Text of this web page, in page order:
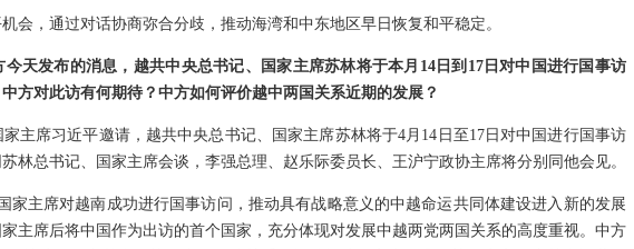
会，通过对话协商弥合分歧，推动海湾和中东地区早日恢复和平稳定。
天发布的消息，越共中央总书记、国家主席苏林将于本月14日到17日对中国进行国事访
方对此访有何期待？中方如何评价越中两国关系近期的发展？
主席习近平邀请，越共中央总书记、国家主席苏林将于4月14日至17日对中国进行国事访
林总书记、国家主席会谈，李强总理、赵乐际委员长、王沪宁政协主席将分别同他会见。
家主席对越南成功进行国事访问，推动具有战略意义的中越命运共同体建设进入新的发展
主席后将中国作为出访的首个国家，充分体现对发展中越两党两国关系的高度重视。中方